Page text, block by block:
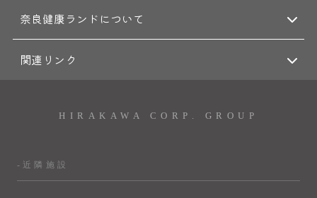
奈良健康ランドについて
関連リンク
HIRAKAWA CORP. GROUP
-近隣施設